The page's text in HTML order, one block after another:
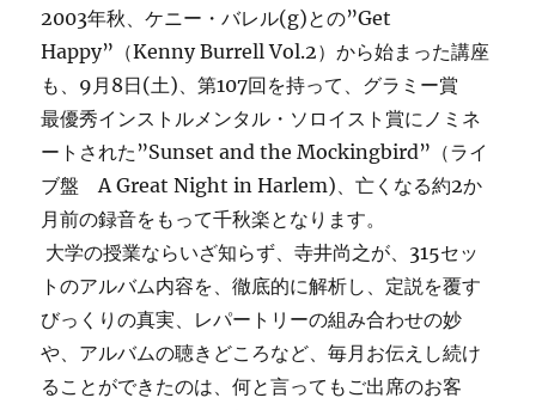
2003年秋、ケニー・バレル(g)との”Get
Happy”（Kenny Burrell Vol.2）から始まった講座
も、9月8日(土)、第107回を持って、グラミー賞
最優秀インストルメンタル・ソロイスト賞にノミネ
ートされた”Sunset and the Mockingbird”（ライ
ブ盤 A Great Night in Harlem)、亡くなる約2か
月前の録音をもって千秋楽となります。
大学の授業ならいざ知らず、寺井尚之が、315セッ
トのアルバム内容を、徹底的に解析し、定説を覆す
びっくりの真実、レパートリーの組み合わせの妙
や、アルバムの聴きどころなど、毎月お伝えし続け
ることができたのは、何と言ってもご出席のお客